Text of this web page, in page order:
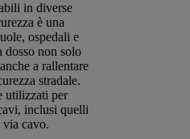
in diverse
è una
ospedali e
dosso non solo
a rallentare
stradale.
utilizzati per
inclusi quelli
via cavo.